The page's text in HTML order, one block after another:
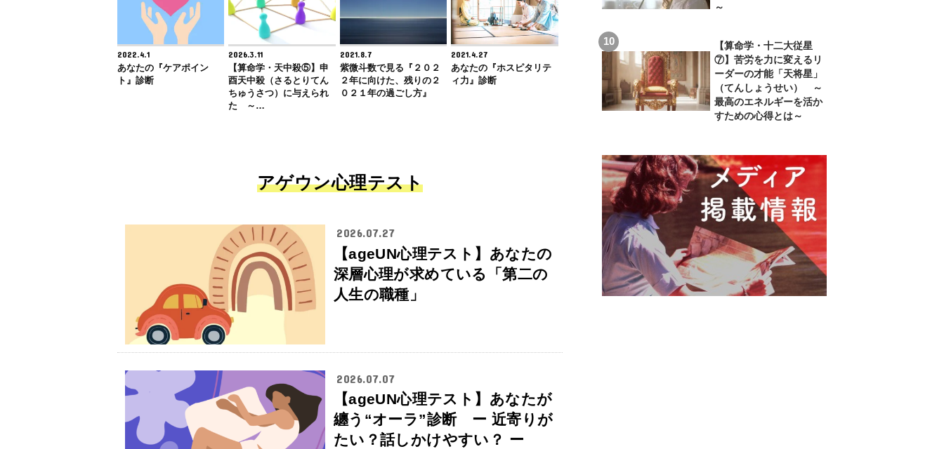
2022.4.1
あなたの『ケアポイン
ト』診断
2026.3.11
【算命学・天中殺⑤】申
酉天中殺（さるとりてん
ちゅうさつ）に与えられ
た ～…
2021.8.7
紫微斗数で見る『２０２
２年に向けた、残りの２
０２１年の過ごし方』
2021.4.27
あなたの『ホスピタリテ
ィ力』診断
アゲウン心理テスト
2026.07.27
【ageUN心理テスト】あなたの
深層心理が求めている「第二の
人生の職種」
2026.07.07
【ageUN心理テスト】あなたが
纏う“オーラ”診断 ー 近寄りが
たい？話しかけやすい？ ー
～
【算命学・十二大従星
⑦】苦労を力に変えるリ
ーダーの才能「天将星」
（てんしょうせい） ～
最高のエネルギーを活か
すための心得とは～